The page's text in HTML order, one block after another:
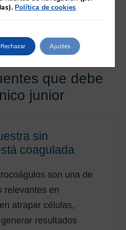
que debe
junior
sin
coagulada
son una de
relevantes en
atrapar células,
resultados
Política de cookies
Rechazar Ajustes